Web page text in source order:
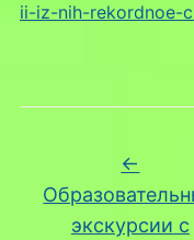
ii-iz-nih-rekordnoe-
←
экскурсии с